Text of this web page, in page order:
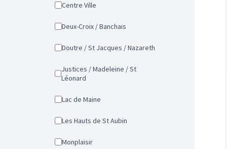
Centre Ville
Deux-Croix / Banchais
Doutre / St Jacques / Nazareth
Justices / Madeleine / St
Léonard
Lac de Maine
Les Hauts de St Aubin
Monplaisir